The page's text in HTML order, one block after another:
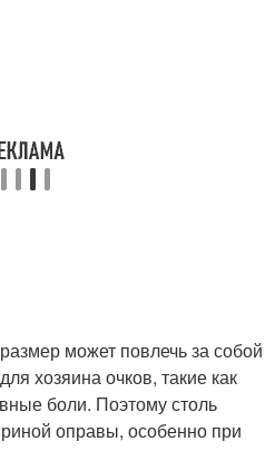
может повлечь за собой
хозяина очков, такие как
боли. Поэтому столь
оправы, особенно при